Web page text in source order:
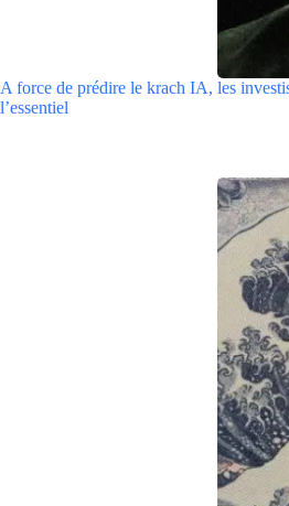
A force de prédire le krach IA, les
l’essentiel